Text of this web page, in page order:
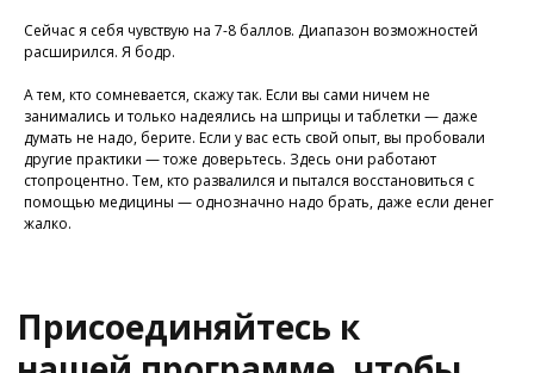
Сейчас я себя чувствую на 7-8 баллов. Диапазон возможностей
расширился. Я бодр.
А тем, кто сомневается, скажу так. Если вы сами ничем не
занимались и только надеялись на шприцы и таблетки — даже
думать не надо, берите. Если у вас есть свой опыт, вы пробовали
другие практики — тоже доверьтесь. Здесь они работают
стопроцентно. Тем, кто развалился и пытался восстановиться с
помощью медицины — однозначно надо брать, даже если денег
жалко.
Напишите нам в службу заботы